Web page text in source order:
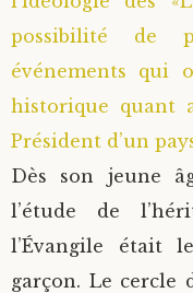
possibilité de
événements qui
historique quant
Président d’un
Dès son jeune
l’étude de
l’Évangile était
garçon. Le cercle